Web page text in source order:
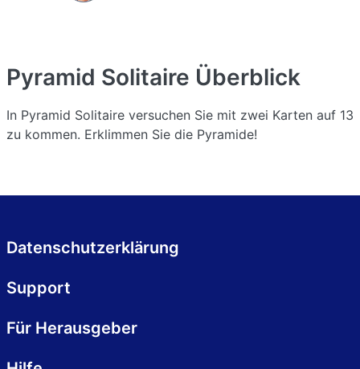
Pyramid Solitaire Überblick
In Pyramid Solitaire versuchen Sie mit zwei Karten auf 13
zu kommen. Erklimmen Sie die Pyramide!
Datenschutzerklärung
Support
Für Herausgeber